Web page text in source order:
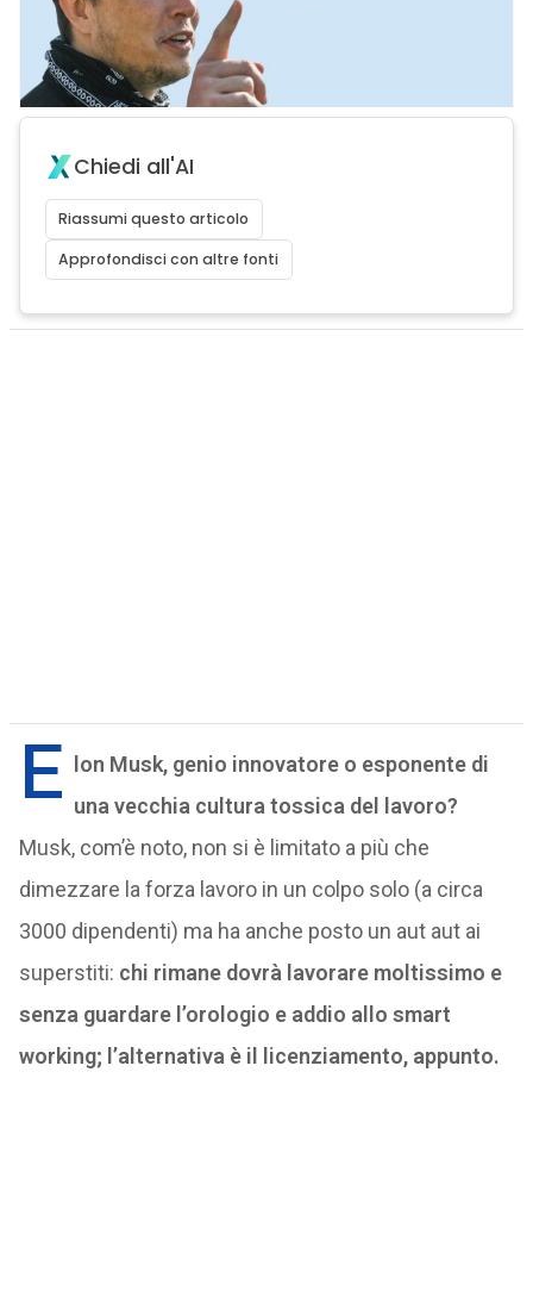
Chiedi all'AI
Riassumi questo articolo
Approfondisci con altre fonti
E
lon Musk, genio innovatore o esponente di
una vecchia cultura tossica del lavoro?
Musk, com’è noto, non si è limitato a più che
dimezzare la forza lavoro in un colpo solo (a circa
3000 dipendenti) ma ha anche posto un aut aut ai
superstiti: chi rimane dovrà lavorare moltissimo e
senza guardare l’orologio e addio allo smart
working; l’alternativa è il licenziamento, appunto.